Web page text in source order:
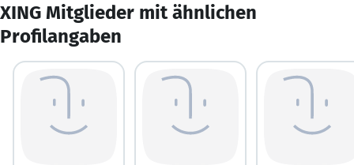
XING Mitglieder mit ähnlichen
Profilangaben